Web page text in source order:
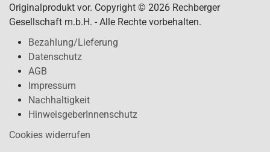
Originalprodukt vor. Copyright © 2026 Rechberger
Gesellschaft m.b.H. - Alle Rechte vorbehalten.
Bezahlung/Lieferung
Datenschutz
AGB
Impressum
Nachhaltigkeit
HinweisgeberInnenschutz
Cookies widerrufen